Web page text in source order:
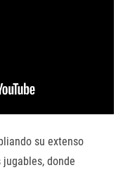
su extenso
donde